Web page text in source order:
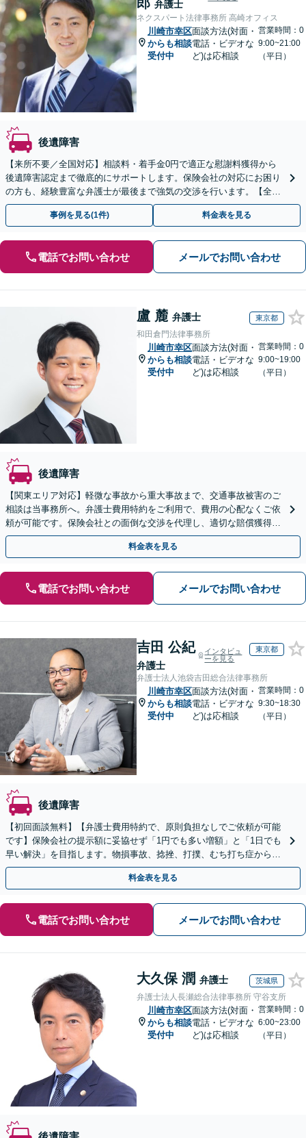
弁護士
ネクスパート法律事務所 高崎オフィス
川崎市幸区
からも相談
受付中
面談方法(対面・
電話・ビデオな
ど)は応相談
営業時間：0
9:00~21:00
（平日）
後遺障害
【来所不要／全国対応】相談料・着手金0円で適正な慰謝料獲得から
後遺障害認定まで徹底的にサポートします。保険会社の対応にお困り
の方も、経験豊富な弁護士が最後まで強気の交渉を行います。【全国
13拠点】お気軽にご相談ください。
事例を見る(1件) 料金表を見る
電話でお問い合わせ メールでお問い合わせ
盧 麓 弁護士 東京都
和田倉門法律事務所
川崎市幸区
からも相談
受付中
面談方法(対面・
電話・ビデオな
ど)は応相談
営業時間：0
9:00~19:00
（平日）
後遺障害
【関東エリア対応】軽微な事故から重大事故まで、交通事故被害のご
相談は当事務所へ。弁護士費用特約をご利用で、費用の心配なくご依
頼が可能です。保険会社との面倒な交渉を代理し、適切な賠償獲得を
目指します。【日本語・中国語対応可能】
料金表を見る
電話でお問い合わせ メールでお問い合わせ
吉田 公紀
弁護士
インタビュ
ーを見る
東京都
弁護士法人池袋吉田総合法律事務所
川崎市幸区
からも相談
受付中
面談方法(対面・
電話・ビデオな
ど)は応相談
営業時間：0
9:30~18:30
（平日）
後遺障害
【初回面談無料】【弁護士費用特約で、原則負担なしでご依頼が可能
です】保険会社の提示額に妥協せず「1円でも多い増額」と「1日でも
早い解決」を目指します。物損事故、捻挫、打撲、むち打ち症から重
度後遺障害、死亡事故まで幅広く対応【WEB面談可】
料金表を見る
電話でお問い合わせ メールでお問い合わせ
大久保 潤 弁護士 茨城県
弁護士法人長瀬総合法律事務所 守谷支所
川崎市幸区
からも相談
受付中
面談方法(対面・
電話・ビデオな
ど)は応相談
営業時間：0
6:00~23:00
（平日）